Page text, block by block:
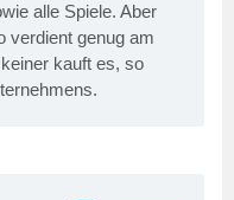
alle Spiele. Aber
verdient genug am
kauft es, so